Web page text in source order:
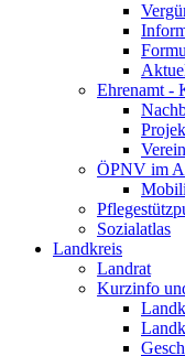
Ehrenamt -
ÖPNV im
Sozialatlas
Landkreis
Landrat
Kurzinfo